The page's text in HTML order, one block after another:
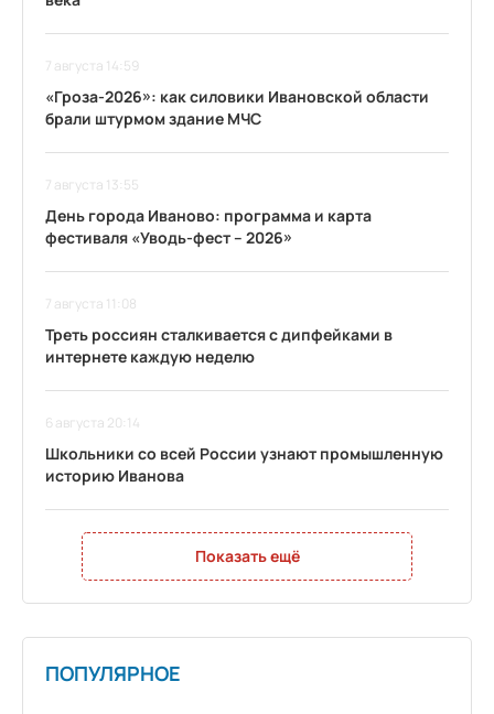
7 августа 14:59
«Гроза-2026»: как силовики Ивановской области
брали штурмом здание МЧС
7 августа 13:55
День города Иваново: программа и карта
фестиваля «Уводь-фест – 2026»
7 августа 11:08
Треть россиян сталкивается с дипфейками в
интернете каждую неделю
6 августа 20:14
Школьники со всей России узнают промышленную
историю Иванова
Показать ещё
ПОПУЛЯРНОЕ